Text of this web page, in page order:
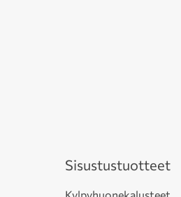
Sisustustuotteet